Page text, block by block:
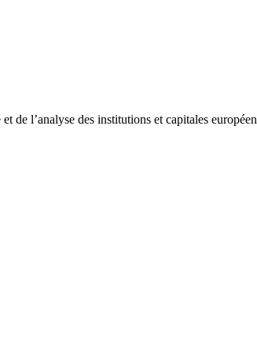
de l’analyse des institutions et capitales